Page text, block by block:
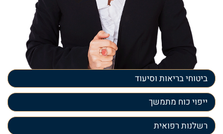
ביטוחי בריאות וסיעוד
ייפוי כוח מתמשך
רשלנות רפואית